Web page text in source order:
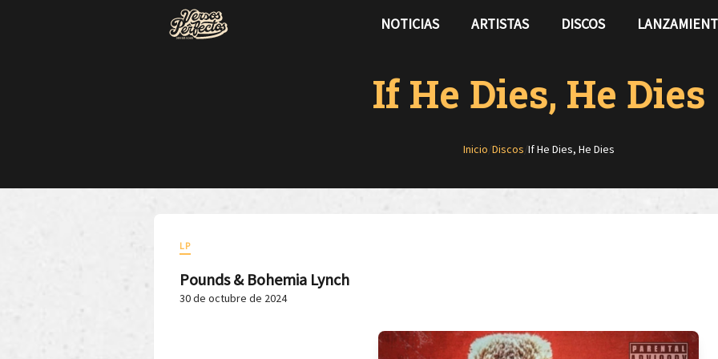
NOTICIAS ARTISTAS DISCOS
If He Dies, He Dies
Inicio/Discos/If He Dies, He Dies
LP
Pounds & Bohemia Lynch
30 de octubre de 2024